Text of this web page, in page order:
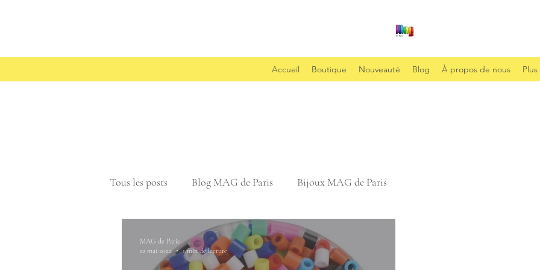
Accueil Boutique Nouveauté Blog À propos de nous Plus
Tous les posts Blog MAG de Paris Bijoux MAG de Paris
MAG de Paris
12 mai 2022
1 min de lecture